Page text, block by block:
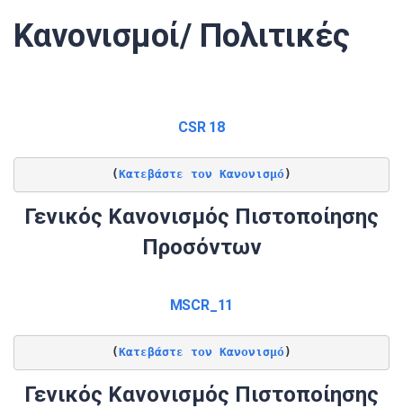
Κανονισμοί/ Πολιτικές
CSR 18
(Κατεβάστε τον Κανονισμό)
Γενικός Κανονισμός Πιστοποίησης
Προσόντων
MSCR_11
(Κατεβάστε τον Κανονισμό)
Γενικός Κανονισμός Πιστοποίησης